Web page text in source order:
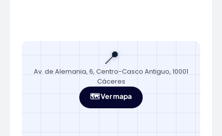
📍
Av. de Alemania, 6, Centro-Casco Antiguo, 10001
Cáceres
🗺️ Ver mapa